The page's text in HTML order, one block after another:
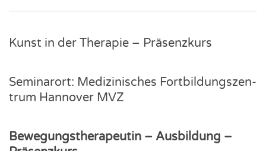
Kunst in der The­ra­pie – Prä­senz­kurs
Semi­nar­ort: Medi­zi­ni­sches Fort­bil­dungs­zen­
trum Han­no­ver MVZ
Bewe­gungs­the­ra­peu­tin – Aus­bil­dung –